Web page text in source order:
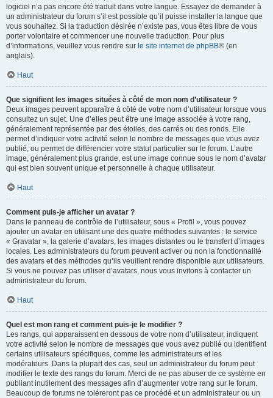
logiciel n’a pas encore été traduit dans votre langue. Essayez de demander à
un administrateur du forum s’il est possible qu’il puisse installer la langue que
vous souhaitez. Si la traduction désirée n’existe pas, vous êtes libre de vous
porter volontaire et commencer une nouvelle traduction. Pour plus
d’informations, veuillez vous rendre sur le site internet de phpBB® (en
anglais).
Haut
Que signifient les images situées à côté de mon nom d’utilisateur ?
Deux images peuvent apparaître à côté de votre nom d’utilisateur lorsque vous
consultez un sujet. Une d’elles peut être une image associée à votre rang,
généralement représentée par des étoiles, des carrés ou des ronds. Elle
permet d’indiquer votre activité selon le nombre de messages que vous avez
publié, ou permet de différencier votre statut particulier sur le forum. L’autre
image, généralement plus grande, est une image connue sous le nom d’avatar
qui est bien souvent unique et personnelle à chaque utilisateur.
Haut
Comment puis-je afficher un avatar ?
Dans le panneau de contrôle de l’utilisateur, sous « Profil », vous pouvez
ajouter un avatar en utilisant une des quatre méthodes suivantes : le service
« Gravatar », la galerie d’avatars, les images distantes ou le transfert d’images
locales. Les administrateurs du forum peuvent activer ou non la fonctionnalité
des avatars et des méthodes qu’ils veuillent rendre disponible aux utilisateurs.
Si vous ne pouvez pas utiliser d’avatars, nous vous invitons à contacter un
administrateur du forum.
Haut
Quel est mon rang et comment puis-je le modifier ?
Les rangs, qui apparaissent en dessous de votre nom d’utilisateur, indiquent
votre activité selon le nombre de messages que vous avez publié ou identifient
certains utilisateurs spécifiques, comme les administrateurs et les
modérateurs. Dans la plupart des cas, seul un administrateur du forum peut
modifier le texte des rangs du forum. Merci de ne pas abuser de ce système en
publiant inutilement des messages afin d’augmenter votre rang sur le forum.
Beaucoup de forums ne toléreront pas ce procédé et un administrateur ou un